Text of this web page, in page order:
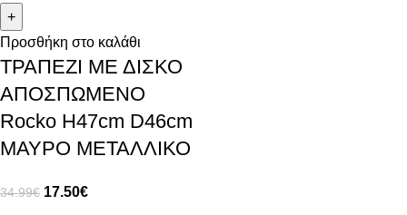
Προσθήκη στο καλάθι
ΤΡΑΠΕΖΙ ΜΕ ΔΙΣΚΟ
ΑΠΟΣΠΩΜΕΝΟ
Rocko H47cm D46cm
ΜΑΥΡΟ ΜΕΤΑΛΛΙΚΟ
34.99€ 17.50€